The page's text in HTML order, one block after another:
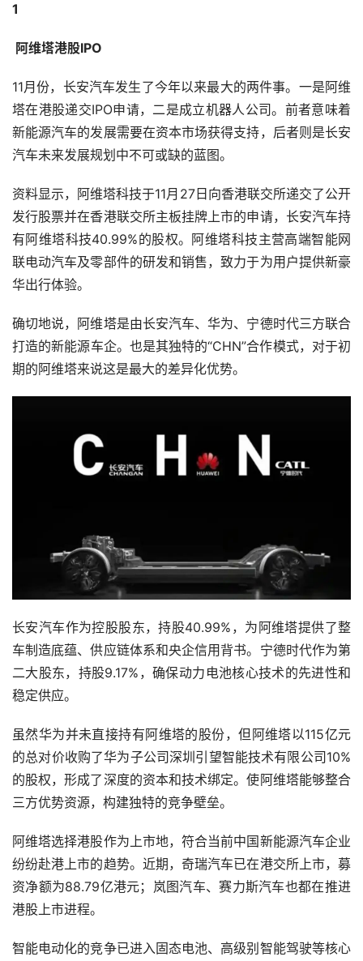
1
阿维塔港股IPO
11月份，长安汽车发生了今年以来最大的两件事。一是阿维
塔在港股递交IPO申请，二是成立机器人公司。前者意味着
新能源汽车的发展需要在资本市场获得支持，后者则是长安
汽车未来发展规划中不可或缺的蓝图。
资料显示，阿维塔科技于11月27日向香港联交所递交了公开
发行股票并在香港联交所主板挂牌上市的申请，长安汽车持
有阿维塔科技40.99%的股权。阿维塔科技主营高端智能网
联电动汽车及零部件的研发和销售，致力于为用户提供新豪
华出行体验。
确切地说，阿维塔是由长安汽车、华为、宁德时代三方联合
打造的新能源车企。也是其独特的“CHN”合作模式，对于初
期的阿维塔来说这是最大的差异化优势。
长安汽车作为控股股东，持股40.99%，为阿维塔提供了整
车制造底蕴、供应链体系和央企信用背书。宁德时代作为第
二大股东，持股9.17%，确保动力电池核心技术的先进性和
稳定供应。
虽然华为并未直接持有阿维塔的股份，但阿维塔以115亿元
的总对价收购了华为子公司深圳引望智能技术有限公司10%
的股权，形成了深度的资本和技术绑定。使阿维塔能够整合
三方优势资源，构建独特的竞争壁垒。
阿维塔选择港股作为上市地，符合当前中国新能源汽车企业
纷纷赴港上市的趋势。近期，奇瑞汽车已在港交所上市，募
资净额为88.79亿港元；岚图汽车、赛力斯汽车也都在推进
港股上市进程。
智能电动化的竞争已进入固态电池、高级别智能驾驶等核心